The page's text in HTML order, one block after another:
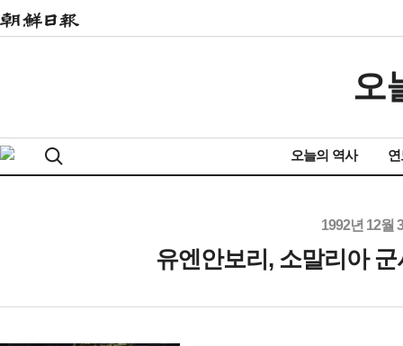
오
오늘의 역사
1992년 12월
유엔안보리, 소말리아